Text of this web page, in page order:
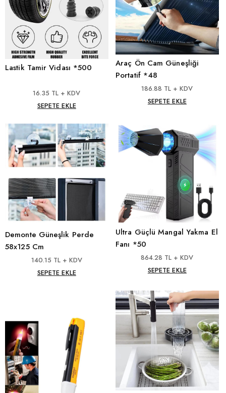
Lastik Tamir Vidası *500
16.35 TL + KDV
SEPETE EKLE
Araç Ön Cam Güneşliği
Portatif *48
186.88 TL + KDV
SEPETE EKLE
Demonte Güneşlik Perde
58x125 Cm
140.15 TL + KDV
SEPETE EKLE
Ultra Güçlü Mangal Yakma El
Fanı *50
864.28 TL + KDV
SEPETE EKLE